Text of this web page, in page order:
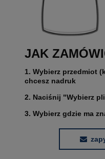
JAK
1. Wybierz przedmiot
chcesz nadruk
2. Naciśnij "Wybierz
3. Wybierz gdzie ma